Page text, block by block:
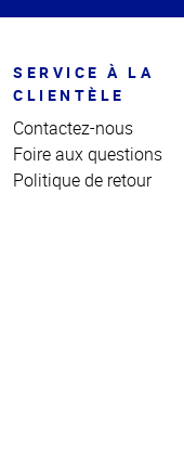
SERVICE À LA
CLIENTÈLE
Contactez-nous
Foire aux questions
Politique de retour